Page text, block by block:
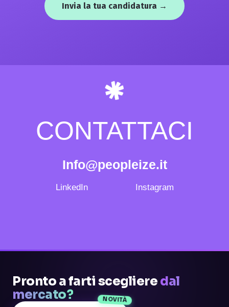
Invia la tua candidatura →
CONTATTACI
Info@peopleize.it
Instagram
LinkedIn
Pronto a farti scegliere dal
mercato?
NOVITÀ